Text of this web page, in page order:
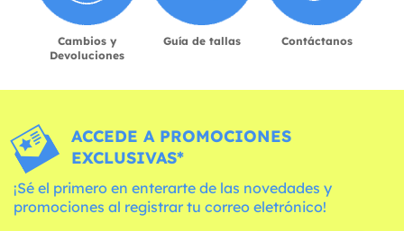
Cambios y
Devoluciones
Guía de tallas Contáctanos
ACCEDE A PROMOCIONES
EXCLUSIVAS*
¡Sé el primero en enterarte de las novedades y
promociones al registrar tu correo eletrónico!